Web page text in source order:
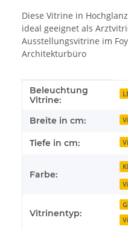
Diese Vitrine in
ideal geeignet als
Ausstellungsvitrine im
Architekturbüro
Produkteigenschaft
Wert
Beleuchtung
Vitrine:
Breite in cm:
Tiefe in cm:
Farbe:
Vitrinentyp: